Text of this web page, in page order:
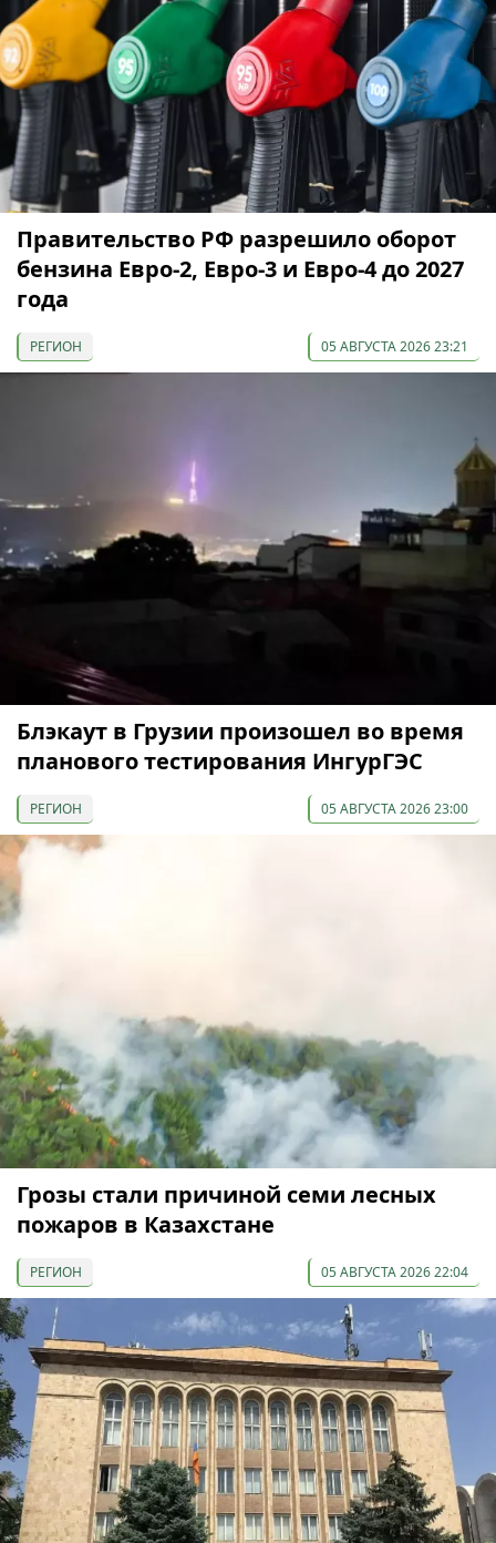
Правительство РФ разрешило оборот
бензина Евро-2, Евро-3 и Евро-4 до 2027
года
РЕГИОН 05 АВГУСТА 2026 23:21
Блэкаут в Грузии произошел во время
планового тестирования ИнгурГЭС
РЕГИОН 05 АВГУСТА 2026 23:00
Грозы стали причиной семи лесных
пожаров в Казахстане
РЕГИОН 05 АВГУСТА 2026 22:04